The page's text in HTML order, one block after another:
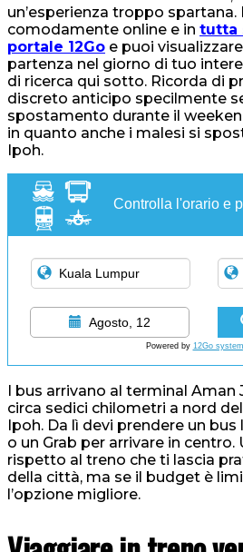
un’esperienza troppo
comodamente online e in tutta
portale 12Go e puoi
partenza nel giorno di tuo
di ricerca qui sotto. Ricorda di
discreto anticipo specilmente
spostamento durante il
in quanto anche i malesi si
Ipoh.
Controlla l'orario e
Agosto, 12
Powered by 12Go system
I bus arrivano al terminal Aman
circa sedici chilometri a nord
Ipoh. Da lì devi prendere un bus
o un Grab per arrivare in centro.
rispetto al treno che ti lascia
della città, ma se il budget è
l’opzione migliore.